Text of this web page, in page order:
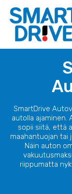
SmartDrive
autolla ajaminen.
sopii siitä, että
maahantuojan tai
Näin auton
riippumatta